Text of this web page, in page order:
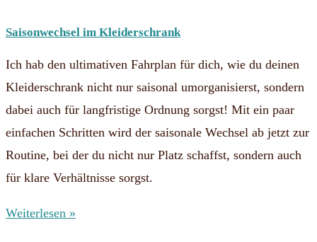
Saisonwechsel im Kleiderschrank
Ich hab den ultimativen Fahrplan für dich, wie du deinen
Kleiderschrank nicht nur saisonal umorganisierst, sondern
dabei auch für langfristige Ordnung sorgst! Mit ein paar
einfachen Schritten wird der saisonale Wechsel ab jetzt zur
Routine, bei der du nicht nur Platz schaffst, sondern auch
für klare Verhältnisse sorgst.
Weiterlesen »